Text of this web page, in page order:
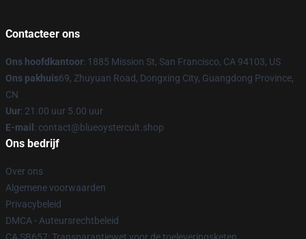
Contacteer ons
Ons hoofdkantoor: 1885 Mission St, San Francisco, CA 94103, US
Ons pakhuis69, Zhuyuan Road, Dongxing City, Guangdong Province,
CN
Uur: 21.00 uur 5.00 uur
E-mail : contact@blueoystercult.shop
Ons bedrijf
Over ons
Algemene voorwaarden
Privacybeleid
DMCA - Auteursrechtbeleid